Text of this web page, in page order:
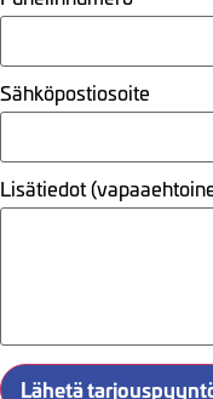
Sähköpostiosoite
Lisätiedot
Lähetä